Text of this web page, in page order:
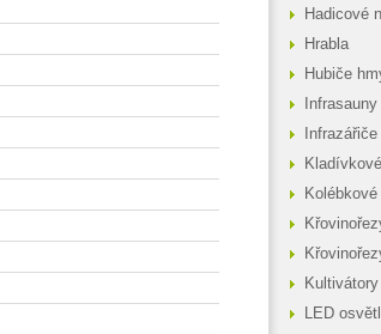
Hadicové
Hrabla
Hubiče
Infrasauny
Infrazářiče
Kultivátory
LED